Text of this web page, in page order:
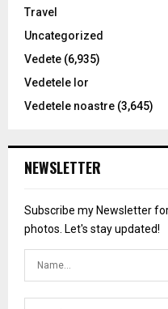
Travel
Uncategorized
Vedete (6,935)
Vedetele lor
Vedetele noastre (3,645)
NEWSLETTER
Subscribe my Newsletter
photos. Let's stay updated!